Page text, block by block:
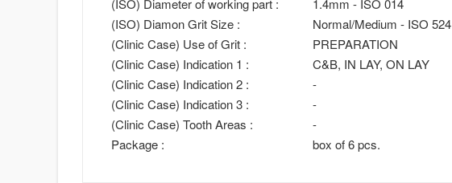
(ISO) Diamon Grit Size :
Normal/Medium - ISO 524
(Clinic Case) Use of Grit :
PREPARATION
(Clinic Case) Indication 1 :
C&B, IN LAY, ON LAY
(Clinic Case) Indication 2 :
-
(Clinic Case) Indication 3 :
-
(Clinic Case) Tooth Areas :
-
Package :
box of 6 pcs.